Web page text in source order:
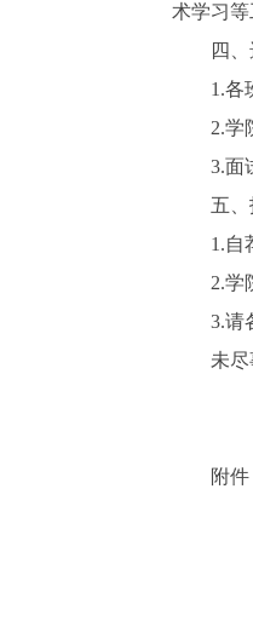
术学习等
四
1.各
2.学
3.面
五
1.自
2.学
3.请
未尽
附